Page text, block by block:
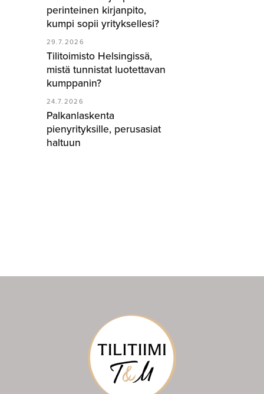
perinteinen kirjanpito,
kumpi sopii yrityksellesi?
29.7.2026
Tilitoimisto Helsingissä,
mistä tunnistat luotettavan
kumppanin?
24.7.2026
Palkanlaskenta
pienyrityksille, perusasiat
haltuun